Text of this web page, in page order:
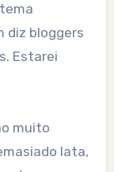
diz bloggers
Estarei
muito
lata,